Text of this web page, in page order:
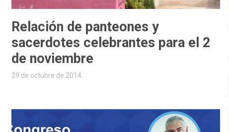
Relación de panteones y
sacerdotes celebrantes para el 2
de noviembre
29 de octubre de 2014